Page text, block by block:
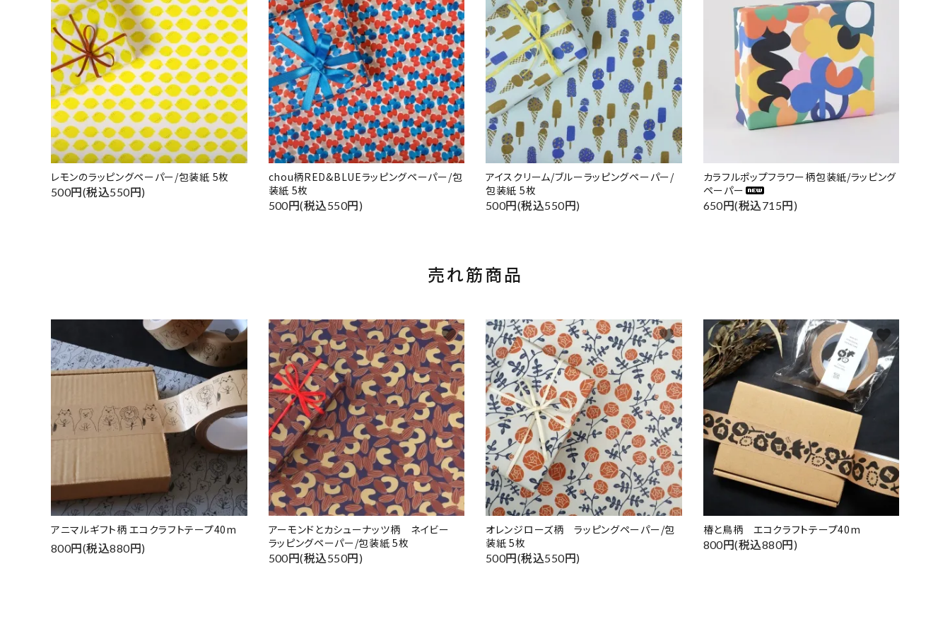
レモンのラッピングペーパー/包装紙 5枚
500円(税込550円)
chou柄RED&BLUEラッピングペーパー/包
装紙 5枚
500円(税込550円)
アイスクリーム/ブルーラッピングペーパー/
包装紙 5枚
500円(税込550円)
カラフルポップフラワー柄包装紙/ラッピング
ペーパー
650円(税込715円)
売れ筋商品
アニマルギフト柄 エコクラフトテープ40m
800円(税込880円)
favorite
アーモンドとカシューナッツ柄 ネイビー
ラッピングペーパー/包装紙 5枚
500円(税込550円)
favorite
オレンジローズ柄 ラッピングペーパー/包
装紙 5枚
500円(税込550円)
favorite
椿と鳥柄 エコクラフトテープ40m
800円(税込880円)
favorite